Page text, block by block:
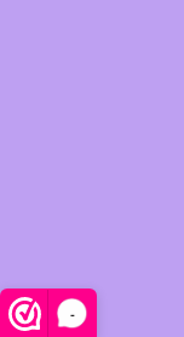
-